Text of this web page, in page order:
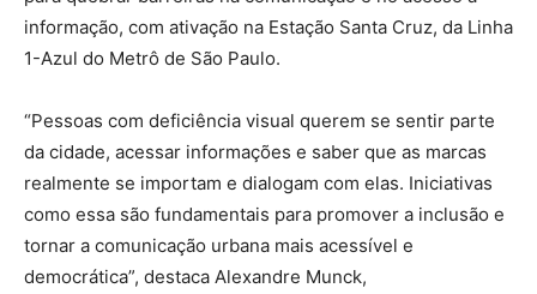
informação, com ativação na Estação Santa Cruz, da Linha
1-Azul do Metrô de São Paulo.
“Pessoas com deficiência visual querem se sentir parte
da cidade, acessar informações e saber que as marcas
realmente se importam e dialogam com elas. Iniciativas
como essa são fundamentais para promover a inclusão e
tornar a comunicação urbana mais acessível e
democrática”, destaca Alexandre Munck,